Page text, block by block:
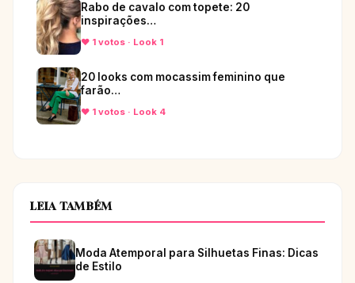
Rabo de cavalo com topete: 20
inspirações…
♥ 1 votos · Look 1
20 looks com mocassim feminino que
farão…
♥ 1 votos · Look 4
LEIA TAMBÉM
Moda Atemporal para Silhuetas Finas: Dicas
de Estilo